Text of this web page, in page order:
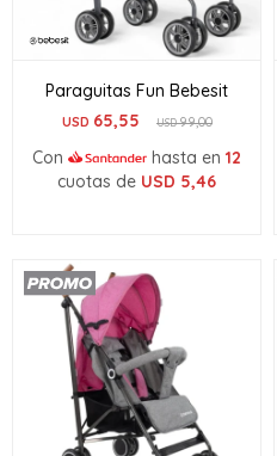
Paraguitas Fun Bebesit
USD 65,55 USD99,00
Con hasta en 12
cuotas de USD 5,46